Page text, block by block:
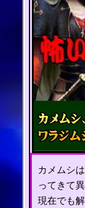
カメムシ
ってきて
現在でも